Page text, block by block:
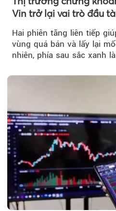
Vin trở lại vai trò đầu
Hai phiên tăng liên tiếp
vùng quá bán và lấy lại
nhiên, phía sau sắc xanh
tiền vẫn chưa thực sự trở